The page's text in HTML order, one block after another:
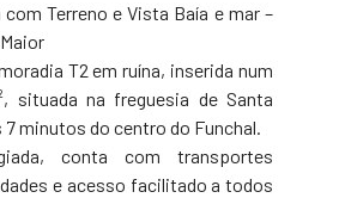
com Terreno e Vista Baía e mar –
T2 em ruína, inserida num
situada na freguesia de Santa
7 minutos do centro do Funchal.
conta com transportes
e acesso facilitado a todos